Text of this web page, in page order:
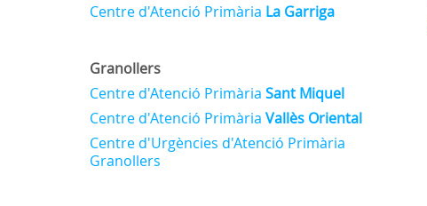
Centre d'Atenció Primària La Garriga
Granollers
Centre d'Atenció Primària Sant Miquel
Centre d'Atenció Primària Vallès Oriental
Centre d'Urgències d'Atenció Primària
Granollers